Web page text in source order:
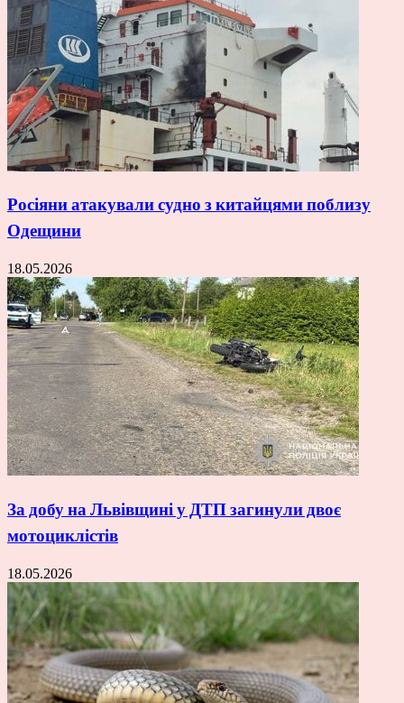
Росіяни атакували судно з китайцями поблизу
Одещини
18.05.2026
За добу на Львівщині у ДТП загинули двоє
мотоциклістів
18.05.2026